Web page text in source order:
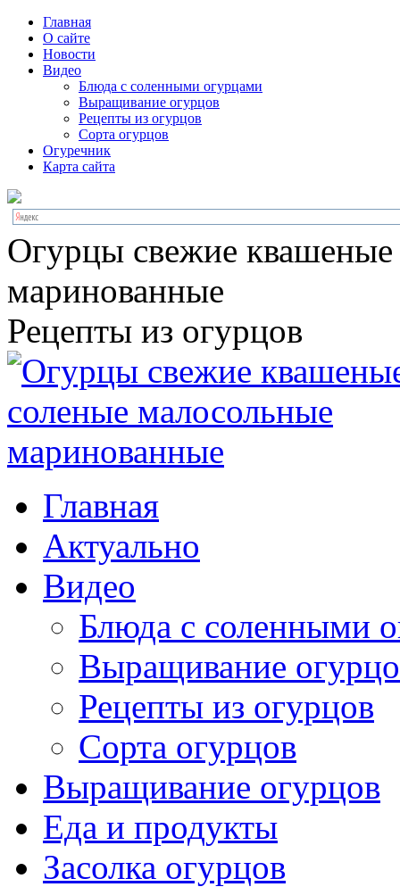
Главная
О сайте
Новости
Видео
Блюда с соленными огурцами
Выращивание огурцов
Рецепты из огурцов
Сорта огурцов
Огуречник
Карта сайта
Огурцы свежие
маринованные
Рецепты из огурцов
Главная
Актуально
Видео
Блюда с соленными
Выращивание
Рецепты из огурцов
Сорта огурцов
Выращивание огурцов
Еда и продукты
Засолка огурцов